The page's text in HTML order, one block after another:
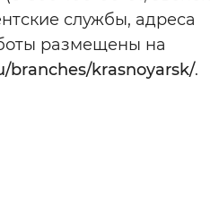
службы, адреса
размещены на
branches/krasnoyarsk/.